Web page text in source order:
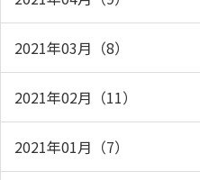
2021年03月（8）
2021年02月（11）
2021年01月（7）